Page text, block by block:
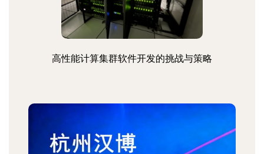
高性能计算集群软件开发的挑战与策略